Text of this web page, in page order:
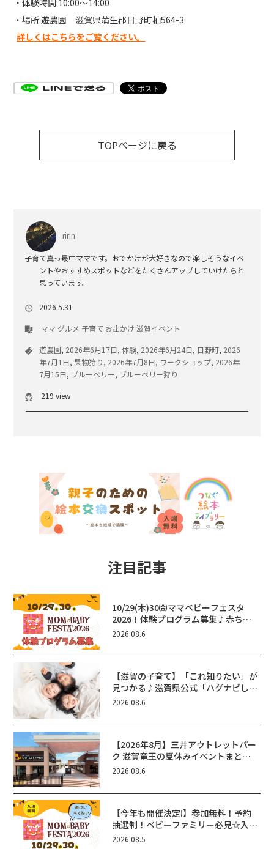
・体験時間:10:00〜14:00
・場所:遊農園 滋賀県蒲生郡日野町杣564-3
詳しくはこちらをご覧ください。
TOPページに戻る
ririn
子育て真っ最中ママです。おでかけが大好きなので楽しそうなイベ
ントやおすすめスポットなどをたくさんアップしていけたらと
思っています。
2026.5.31
ママ グルメ 子育て お出かけ 滋賀イベント
遊農園, 2026年6月17日,体験, 2026年6月24日, 日野町, 2026
年7月1日, 果物狩り, 2026年7月8日, ワークショップ, 2026年
7月15日, ブルーベリー, ブルーベリー狩り
219 view
注目記事
10/29(木)30㈮ママベビーフェスタ
2026！体験プログラム募集♪赤ちゃ
ん向けイベントに出演しませんか？
2026.08.6
【滋賀の子育て】「これ知りたい」が
見つかる♪滋賀県公式「ハグナビし
が」使ってる？おでかけ・制度・子育
2026.08.6
【2026年8月】三井アウトレットパー
ク 滋賀竜王の夏休みイベントまと
め！びしょぬれ水あそび・激辛グル
ん！
2026.08.6
【今年も開催決定!】参加無料！予約
抽選制！ベビーファミリー必見☆入場
無料☆10/29(木)30(金)ママベビーフ
2026.08.5